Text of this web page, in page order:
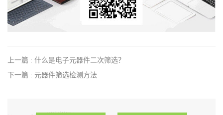
上一篇 : 什么是电子元器件二次筛选？
下一篇 : 元器件筛选检测方法